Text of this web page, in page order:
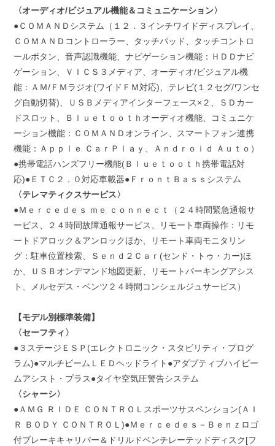
〈オーディオ/ビジュアル機能＆コミュニケーション〉
●ＣＯＭＡＮＤシステム（１２．３インチワイドディスプレイ、
ＣＯＭＡＮＤコントローラー、タッチパッド、タッチコントロ
ールボタン、音声認識機能、ナビゲーション機能：ＨＤＤナビ
ゲーション、ＶＩＣＳ３メディア、オーディオ/ビジュアル機
能：ＡＭ/ＦＭラジオ(ワイドＦＭ対応)、テレビ(１２セグ/ワンセ
グ自動切替)、ＵＳＢメディアインターフェース×２、ＳＤカー
ドスロット、Ｂｌｕｅｔｏｏｔｈオーディオ機能、コミュニケ
ーション機能：ＣＯＭＡＮＤオンライン、スマートフォン連携
機能：Ａｐｐｌｅ ＣａｒＰｌａｙ、Ａｎｄｒｏｉｄ Ａｕｔｏ）
●携帯電話ハンズフリー機能(Ｂｌｕｅｔｏｏｔｈ携帯電話対
応)●ＥＴＣ２．０対応車載器●ＦｒｏｎｔＢａｓｓシステム
〈テレマティクスサービス〉
●Ｍｅｒｃｅｄｅｓ ｍｅ ｃｏｎｎｅｃｔ（２４時間緊急通報サ
ービス、２４時間故障通報サービス、リモート車両操作：リモ
ートドアロック＆アンロックほか、リモート車両モニタリン
グ：駐車位置検索、Ｓｅｎｄ２Ｃａｒ(センド・トゥ・カー)ほ
か、ＵＳＢオンデマンド地図更新、リモートパーキングアシス
ト、メルセデス・ベンツ２４時間コンシェルジュサービス）
【モデル別標準装備】
〈セーフティ〉
●３ステージＥＳＰ(エレクトロニック・スタビリティ・プログ
ラム)●マルチビームＬＥＤヘッドライト●アダプティブハイビー
ムアシスト・プラス●タイヤ空気圧警告システム
〈シャーシ〉
●ＡＭＧ ＲＩＤＥ ＣＯＮＴＲＯＬスポーツサスペンション(ＡＩ
Ｒ ＢＯＤＹ ＣＯＮＴＲＯＬ)●Ｍｅｒｃｅｄｅｓ－Ｂｅｎｚロゴ
付ブレーキキャリパー＆ドリルドベンチレーテッドディスク[フ